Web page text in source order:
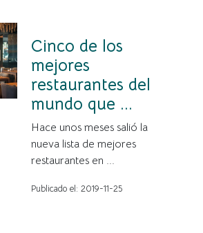
Cinco de los
mejores
restaurantes del
mundo que ...
Hace unos meses salió la
nueva lista de mejores
restaurantes en ...
Publicado el: 2019-11-25